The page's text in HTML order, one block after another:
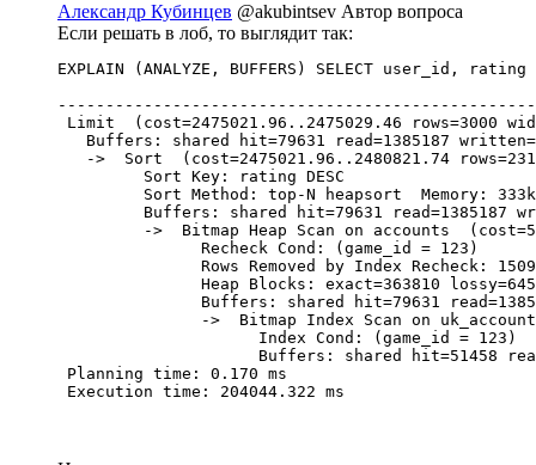
Александр Кубинцев @akubintsev Автор вопроса
Если решать в лоб, то выглядит так:
EXPLAIN (ANALYZE, BUFFERS) SELECT user_id,
Limit  (cost=2475021.96..2475029.46 rows=3000
Buffers: shared hit=79631 read=1385187
->  Sort  (cost=2475021.96..2480821.74
         Sort Key: rating DESC
Sort Method: top-N heapsort  Memory:
Buffers: shared hit=79631 read=1385187
->  Bitmap Heap Scan on accounts
               Recheck Cond: (game_id = 123)
Rows Removed by Index Recheck:
Heap Blocks: exact=363810
Buffers: shared hit=79631
->  Bitmap Index Scan on
                     Index Cond: (game_id = 123)
Buffers: shared hit=51458
Planning time: 0.170 ms
Execution time: 204044.322 ms